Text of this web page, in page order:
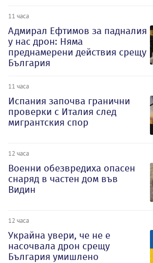
11 часа
Адмирал Ефтимов за падналия
у нас дрон: Няма
преднамерени действия срещу
България
11 часа
Испания започва гранични
проверки с Италия след
мигрантския спор
12 часа
Военни обезвредиха опасен
снаряд в частен дом във
Видин
12 часа
Украйна увери, че не е
насочвала дрон срещу
България умишлено